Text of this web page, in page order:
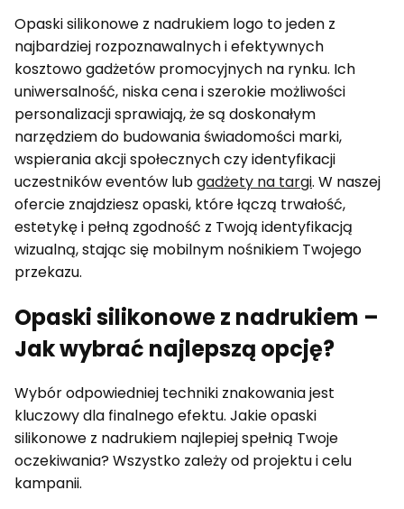
Opaski silikonowe z nadrukiem logo to jeden z
najbardziej rozpoznawalnych i efektywnych
kosztowo gadżetów promocyjnych na rynku. Ich
uniwersalność, niska cena i szerokie możliwości
personalizacji sprawiają, że są doskonałym
narzędziem do budowania świadomości marki,
wspierania akcji społecznych czy identyfikacji
uczestników eventów lubgadżety na targi. W naszej
ofercie znajdziesz opaski, które łączą trwałość,
estetykę i pełną zgodność z Twoją identyfikacją
wizualną, stając się mobilnym nośnikiem Twojego
przekazu.
Opaski silikonowe z nadrukiem –
Jak wybrać najlepszą opcję?
Wybór odpowiedniej techniki znakowania jest
kluczowy dla finalnego efektu. Jakie opaski
silikonowe z nadrukiem najlepiej spełnią Twoje
oczekiwania? Wszystko zależy od projektu i celu
kampanii.